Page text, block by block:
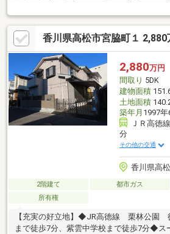
も充分考えられる、ゆとりある間取りも魅
階の両方にキッチンを備えており、二世帯
併用など、多様な暮らし方に柔軟に対応で
買い物、レジャーすべてに便利なロケーシ
そして立地の良さを兼ね備えたお住まいで
香川県高松市宮脇町１ 2,880
2,880万円
間取り 5DK
建物面積
土地面積
築年月 1997
ＪＲ高徳
分
その他の交通
香川県高
2階建て 都市ガス
所有権
【充実の好立地】◆JR高徳線 栗林公園
まで徒歩7分、紫雲中学校まで徒歩7分◆ス